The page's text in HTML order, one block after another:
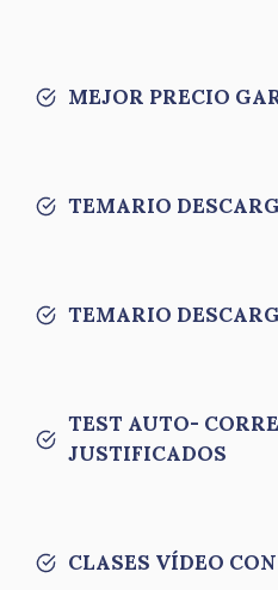
MEJOR PRECIO
TEMARIO
TEMARIO
TEST AUTO-
JUSTIFICADOS
CLASES VÍDEO